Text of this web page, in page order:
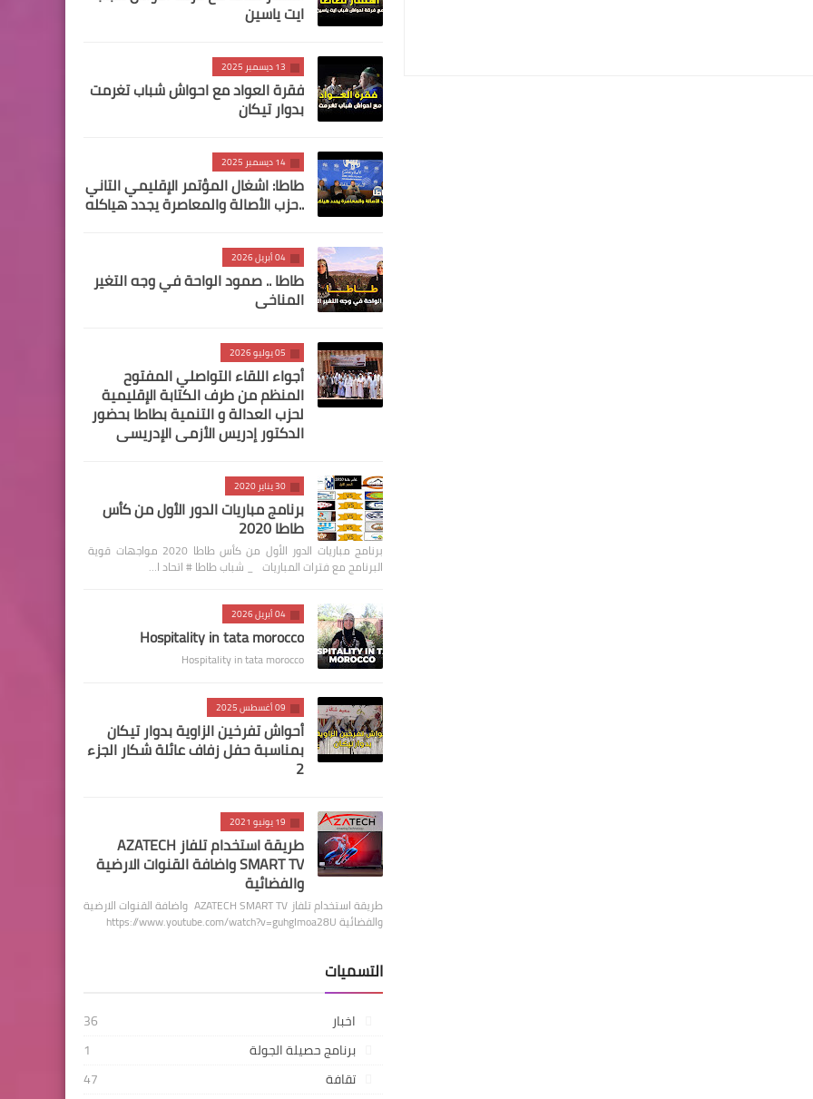
ايت ياسين
13 ديسمبر 2025
فقرة العواد مع احواش شباب تغرمت
بدوار تيكان
14 ديسمبر 2025
طاطا: اشغال المؤتمر الإقليمي التاني
..حزب الأصالة والمعاصرة يجدد هياكله
04 أبريل 2026
طاطا .. صمود الواحة في وجه التغير
المناخي
05 يوليو 2026
أجواء اللقاء التواصلي المفتوح
المنظم من طرف الكتابة الإقليمية
لحزب العدالة و التنمية بطاطا بحضور
الدكتور إدريس الأزمي الإدريسي
30 يناير 2020
برنامج مباريات الدور الأول من كأس
طاطا 2020
برنامج مباريات الدور الأول من كأس طاطا 2020 مواجهات قوية
البرنامج مع فترات المباريات _ شباب طاطا # اتحاد ا…
04 أبريل 2026
Hospitality in tata morocco
Hospitality in tata morocco
09 أغسطس 2025
أحواش تفرخين الزاوية بدوار تيكان
بمناسبة حفل زفاف عائلة شكار الجزء
2
19 يونيو 2021
طريقة استخدام تلفاز AZATECH
SMART TV واضافة القنوات الارضية
والفضائية
طريقة استخدام تلفاز AZATECH SMART TV واضافة القنوات الارضية
والفضائية https://www.youtube.com/watch?v=guhgImoa28U
التسميات
اخبار
36
برنامج حصيلة الجولة
1
تقافة
47